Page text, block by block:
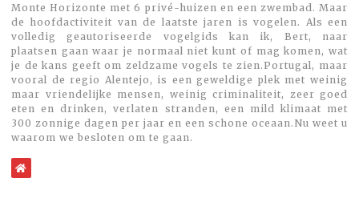
Monte Horizonte met 6 privé-huizen en een zwembad. Maar
de hoofdactiviteit van de laatste jaren is vogelen. Als een
volledig geautoriseerde vogelgids kan ik, Bert, naar
plaatsen gaan waar je normaal niet kunt of mag komen, wat
je de kans geeft om zeldzame vogels te zien.Portugal, maar
vooral de regio Alentejo, is een geweldige plek met weinig
maar vriendelijke mensen, weinig criminaliteit, zeer goed
eten en drinken, verlaten stranden, een mild klimaat met
300 zonnige dagen per jaar en een schone oceaan.Nu weet u
waarom we besloten om te gaan.